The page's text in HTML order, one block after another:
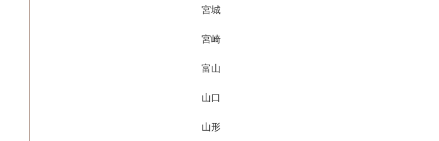
宮城
宮崎
富山
山口
山形